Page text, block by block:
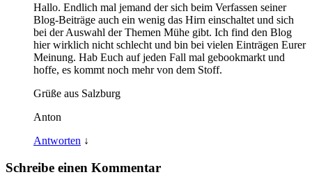
Hallo. Endlich mal jemand der sich beim Verfassen seiner
Blog-Beiträge auch ein wenig das Hirn einschaltet und sich
bei der Auswahl der Themen Mühe gibt. Ich find den Blog
hier wirklich nicht schlecht und bin bei vielen Einträgen Eurer
Meinung. Hab Euch auf jeden Fall mal gebookmarkt und
hoffe, es kommt noch mehr von dem Stoff.
Grüße aus Salzburg
Anton
Antworten ↓
Schreibe einen Kommentar